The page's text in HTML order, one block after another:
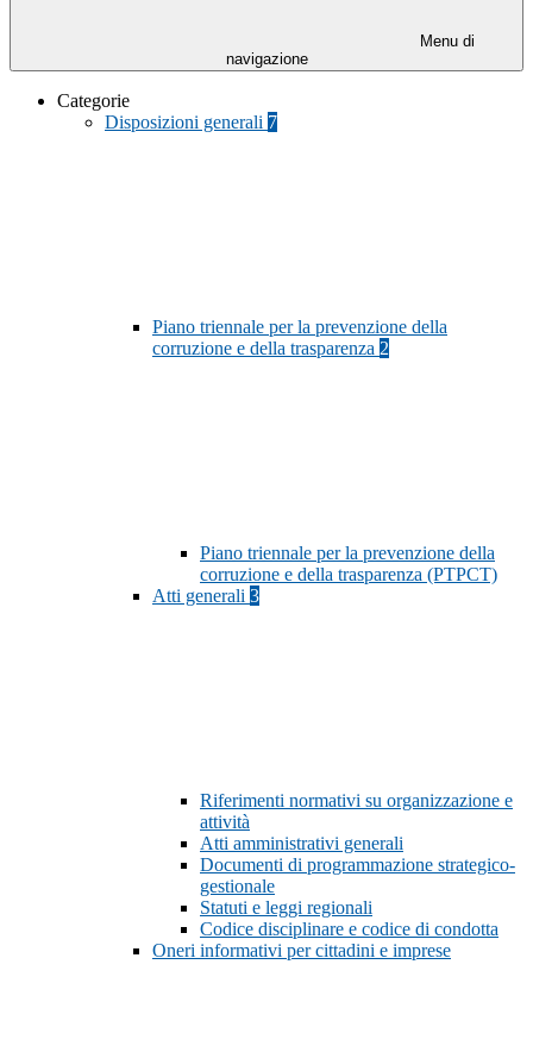
Menu di
navigazione
Categorie
Disposizioni generali 7
Piano triennale per la prevenzione della
corruzione e della trasparenza 2
Piano triennale per la prevenzione della
corruzione e della trasparenza (PTPCT)
Atti generali 3
Riferimenti normativi su organizzazione e
attività
Atti amministrativi generali
Documenti di programmazione strategico-
gestionale
Statuti e leggi regionali
Codice disciplinare e codice di condotta
Oneri informativi per cittadini e imprese